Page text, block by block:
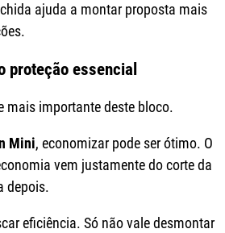
ajuda a montar proposta mais
proteção essencial
mais importante deste bloco.
Mini, economizar pode ser ótimo. O
vem justamente do corte da
depois.
eficiência. Só não vale desmontar